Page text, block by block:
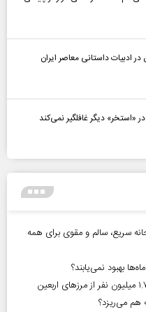
در ادبیات داستانی معاصر ایران
دیگر غافلگیر نمی‌کند
درست کنم؟ معرفی ۳۰ صبحانه سریع، سالم و مقوی برای همه
بهبود نمی‌یابند؟
هم می‌ریزد؟